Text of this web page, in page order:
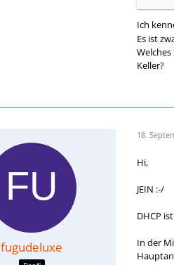
Ich
Es ist
Keller?
fugudeluxe
18.
Hi,
JEIN :-/
DHCP
In der